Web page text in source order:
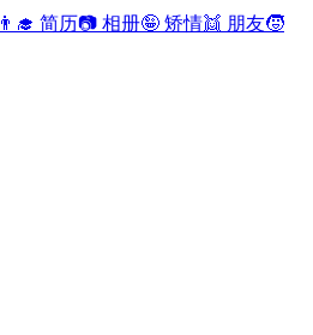
👨‍🎓 简历📷 相册🤪 矫情👯 朋友🧒